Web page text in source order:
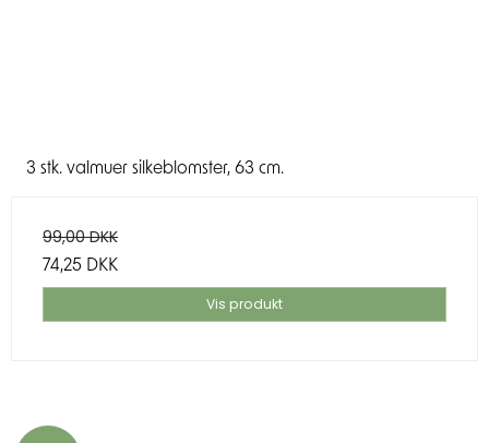
3 stk. valmuer silkeblomster, 63 cm.
99,00 DKK
74,25 DKK
Vis produkt